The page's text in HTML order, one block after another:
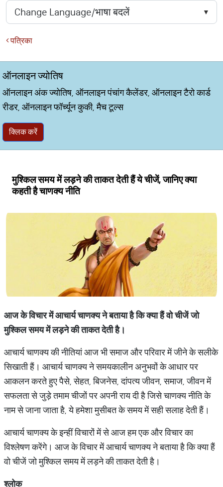
पत्रिका
ऑनलाइन ज्योतिष
ऑनलाइन अंक ज्योतिष, ऑनलाइन पंचांग कैलेंडर, ऑनलाइन टैरो कार्ड
रीडर, ऑनलाइन फॉर्च्यून कुकी, मैच टूल्स
क्लिक करें
मुश्किल समय में लड़ने की ताकत देती हैं ये चीजें, जानिए क्या
कहती है चाणक्य नीति
आजकेविचारमेंआचार्यचाणक्यनेबतायाहैकिक्याहैंवोचीजेंजो
मुश्किलसमयमेंलड़नेकीताकतदेतीहै।
आचार्य चाणक्य की नीतियां आज भी समाज और परिवार में जीने के सलीके
सिखाती हैं। आचार्य चाणक्‍य ने समयकालीन अनुभवों के आधार पर
आकलन करते हुए पैसे, सेहत, बिजनेस, दांपत्‍य जीवन, समाज, जीवन में
सफलता से जुड़े तमाम चीजों पर अपनी राय दी है जिसे चाणक्य नीति के
नाम से जाना जाता है, ये हमेशा मुसीबत के समय में सही सलाह देती हैं।
आचार्य चाणक्य के इन्हीं विचारों में से आज हम एक और विचार का
विश्लेषण करेंगे। आज के विचार में आचार्य चाणक्य ने बताया है कि क्या हैं
वो चीजें जो मुश्किल समय में लड़ने की ताकत देती है।
श्लोक